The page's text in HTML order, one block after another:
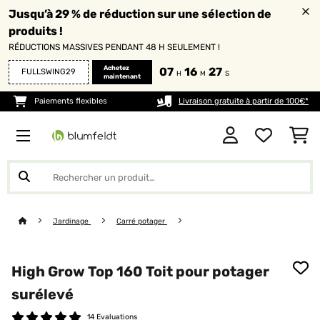
Jusqu’à 29 % de réduction sur une sélection de
produits !
RÉDUCTIONS MASSIVES PENDANT 48 H SEULEMENT !
FULLSWING29
Achetez
maintenant
07 H 16 M 27 S
Paiements flexibles Livraison gratuite à partir de 100€*
Jardinage Carré potager
High Grow Top 160 Toit pour potager
surélevé
14 Evaluations